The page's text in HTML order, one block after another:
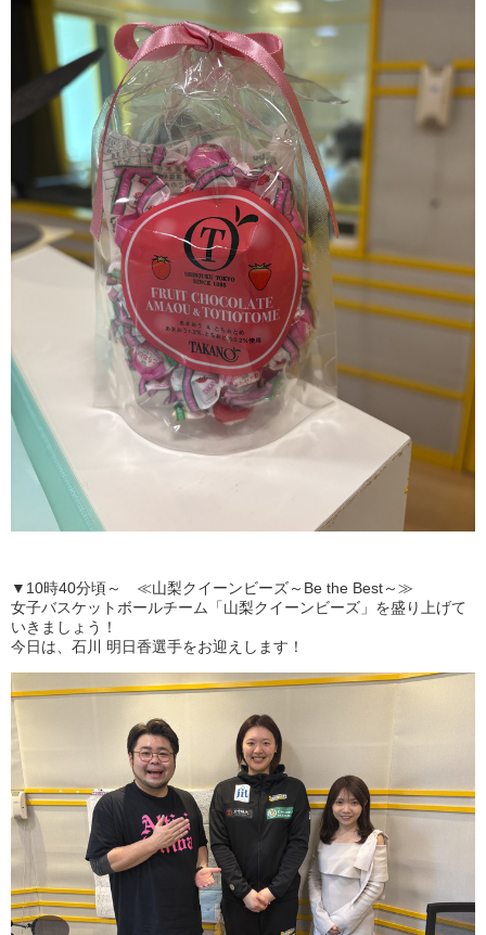
▼10時40分頃～ ≪山梨クイーンビーズ～Be the Best～≫
女子バスケットボールチーム「山梨クイーンビーズ」を盛り上げて
いきましょう！
今日は、石川 明日香選手をお迎えします！